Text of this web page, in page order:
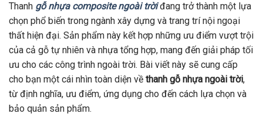
Thanh gỗ nhựa composite ngoài trờiđang trở thành một lựa
chọn phổ biến trong ngành xây dựng và trang trí nội ngoại
thất hiện đại. Sản phẩm này kết hợp những ưu điểm vượt trội
của cả gỗ tự nhiên và nhựa tổng hợp, mang đến giải pháp tối
ưu cho các công trình ngoài trời. Bài viết này sẽ cung cấp
cho bạn một cái nhìn toàn diện về thanh gỗ nhựa ngoài trời,
từ định nghĩa, ưu điểm, ứng dụng cho đến cách lựa chọn và
bảo quản sản phẩm.